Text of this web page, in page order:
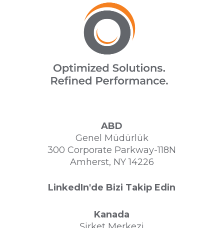
ABD
Genel Müdürlük
300 Corporate Parkway-118N
Amherst, NY 14226
LinkedIn'de Bizi Takip Edin
Kanada